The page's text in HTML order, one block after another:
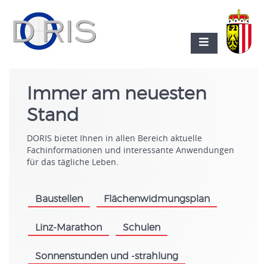
Immer am neuesten
Stand
DORIS bietet Ihnen in allen Bereich aktuelle
Fachinformationen und interessante Anwendungen
für das tägliche Leben.
Baustellen Flächenwidmungsplan
Linz-Marathon Schulen
Sonnenstunden und -strahlung